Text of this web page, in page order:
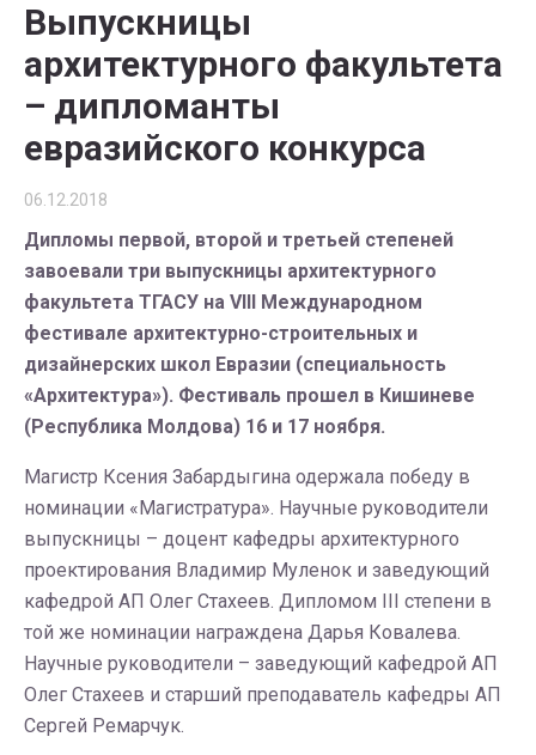
Выпускницы
архитектурного факультета
– дипломанты
евразийского конкурса
06.12.2018
Дипломы первой, второй и третьей степеней
завоевали три выпускницы архитектурного
факультета ТГАСУ на VIII Международном
фестивале архитектурно-строительных и
дизайнерских школ Евразии (специальность
«Архитектура»). Фестиваль прошел в Кишиневе
(Республика Молдова) 16 и 17 ноября.
Магистр Ксения Забардыгина одержала победу в
номинации «Магистратура». Научные руководители
выпускницы – доцент кафедры архитектурного
проектирования Владимир Муленок и заведующий
кафедрой АП Олег Стахеев. Дипломом III степени в
той же номинации награждена Дарья Ковалева.
Научные руководители – заведующий кафедрой АП
Олег Стахеев и старший преподаватель кафедры АП
Сергей Ремарчук.